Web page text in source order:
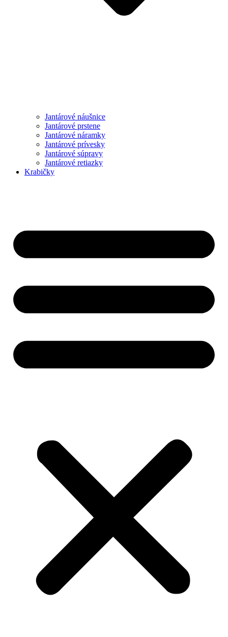
Jantárové náušnice
Jantárové prstene
Jantárové náramky
Jantárové prívesky
Jantárové súpravy
Jantárové retiazky
Krabičky